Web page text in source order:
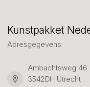
Kunstpakket
Adresgegevens:
Ambachtsweg 46
3542DH Utrecht